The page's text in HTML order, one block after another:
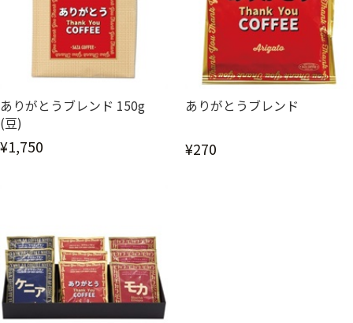
ありがとうブレンド 150g
(豆)
¥1,750
ありがとうブレンド
¥270